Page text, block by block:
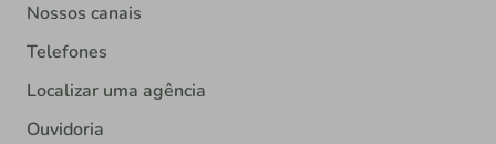
Nossos canais
Telefones
Localizar uma agência
Ouvidoria